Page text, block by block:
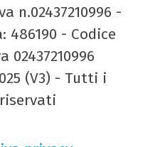
n.02437210996 -
486190 - Codice
02437210996
(V3) - Tutti i